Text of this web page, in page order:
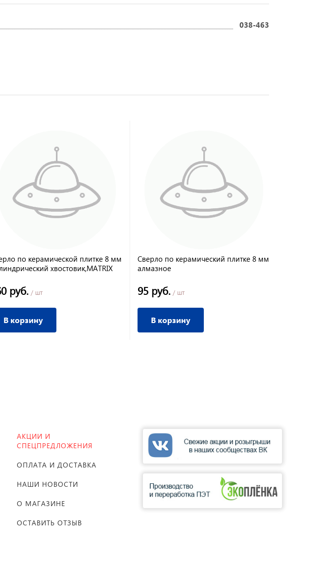
038-463
по керамической плитке 8 мм
хвостовик,MATRIX
руб. / шт
В корзину
Сверло по керамический плитке 8 мм
алмазное
95 руб. / шт
В корзину
АКЦИИ И
СПЕЦПРЕДЛОЖЕНИЯ
ОПЛАТА И ДОСТАВКА
НАШИ НОВОСТИ
О МАГАЗИНЕ
ОСТАВИТЬ ОТЗЫВ